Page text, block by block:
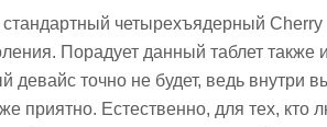
четырехъядерный
Порадует данный таблет
девайс точно не будет, ведь внутри
приятно. Естественно, для тех, кто